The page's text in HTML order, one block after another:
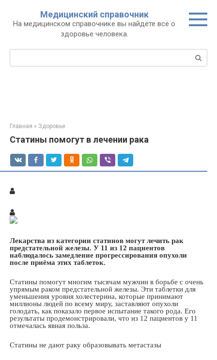
контенту
Медицинский справочник
На медицинском справочнике вы найдёте всё о
здоровье человека.
Главная » Здоровье
Статины помогут в лечении рака
Лекарства из категории статинов могут лечить рак
предстательной железы. У 11 из 12 пациентов
наблюдалось замедление прогрессирования опухоли
после приёма этих таблеток.
Статины помогут многим тысячам мужчин в борьбе с очень
упрямым раком предстательной железы. Эти таблетки для
уменьшения уровня холестерина, которые принимают
миллионы людей по всему миру, заставляют опухоли
голодать, как показало первое испытание такого рода. Его
результаты продемонстрировали, что из 12 пациентов у 11
отмечалась явная польза.
Статины не дают раку образовывать метастазы